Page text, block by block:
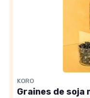
KORO
Graines de soja